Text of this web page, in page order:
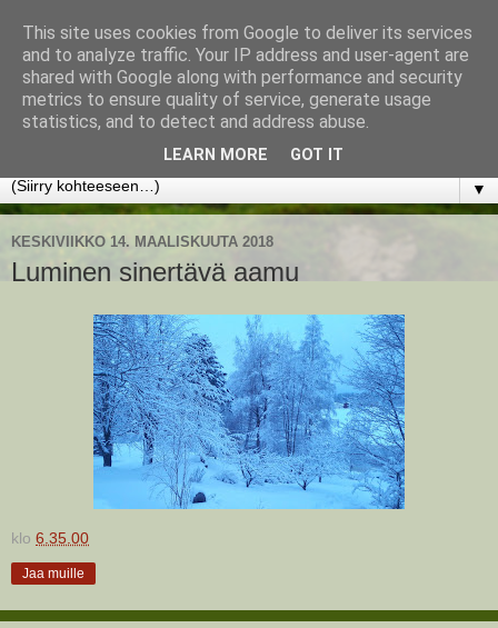
www.jyrkikokko.fi
Uusi Suunta - Jokainen hetki tarjoaa tilaisuuden muuttaa
▼
KESKIVIIKKO 14. MAALISKUUTA 2018
Luminen sinertävä aamu
klo 6.35.00
Jaa muille
This site uses cookies from Google to deliver its services
and to analyze traffic. Your IP address and user-agent are
shared with Google along with performance and security
metrics to ensure quality of service, generate usage
statistics, and to detect and address abuse.
LEARN MORE GOT IT